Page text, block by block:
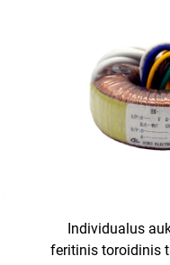
Individualus
feritinis toroidinis